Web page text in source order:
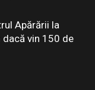
Apărării la
dacă vin 150 de